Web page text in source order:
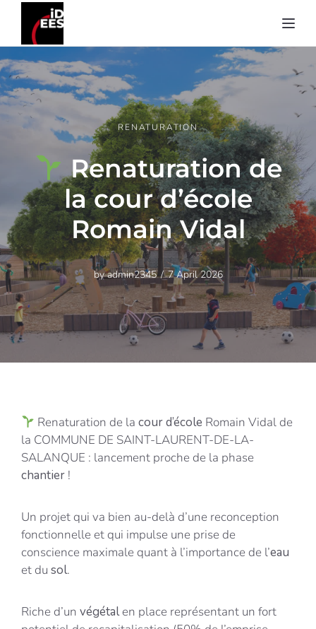
RENATURATION
Renaturation de
la cour d’école
Romain Vidal
by admin2345 7 April 2026
Renaturation de lacour d’école Romain Vidal de
la COMMUNE DE SAINT-LAURENT-DE-LA-
SALANQUE : lancement proche de la phase
chantier !
Un projet qui va bien au-delà d’une reconception
fonctionnelle et qui impulse une prise de
conscience maximale quant à l’importance de l’eau
et du sol.
Riche d’un végétalen place représentant un fort